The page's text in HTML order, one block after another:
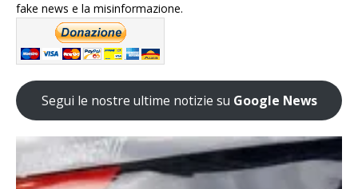
fake news e la misinformazione.
Segui le nostre ultime notizie su Google News